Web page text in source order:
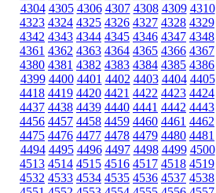
4304 4305 4306 4307 4308 4309 4310
4323 4324 4325 4326 4327 4328 4329
4342 4343 4344 4345 4346 4347 4348
4361 4362 4363 4364 4365 4366 4367
4380 4381 4382 4383 4384 4385 4386
4399 4400 4401 4402 4403 4404 4405
4418 4419 4420 4421 4422 4423 4424
4437 4438 4439 4440 4441 4442 4443
4456 4457 4458 4459 4460 4461 4462
4475 4476 4477 4478 4479 4480 4481
4494 4495 4496 4497 4498 4499 4500
4513 4514 4515 4516 4517 4518 4519
4532 4533 4534 4535 4536 4537 4538